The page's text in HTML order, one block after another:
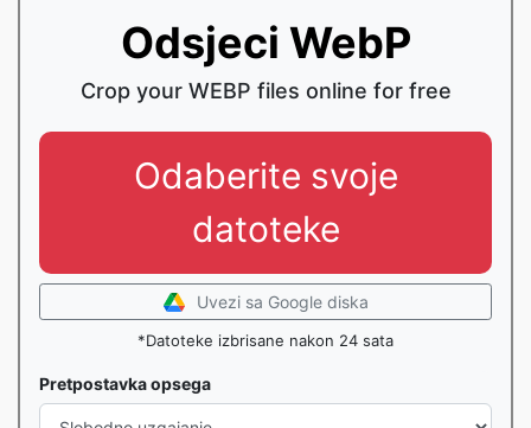
Odsjeci WebP
Crop your WEBP files online for free
Odaberite svoje
datoteke
Uvezi sa Google diska
*Datoteke izbrisane nakon 24 sata
Pretpostavka opsega